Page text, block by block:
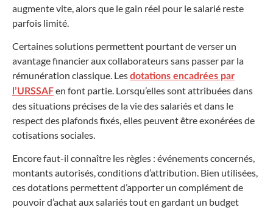
augmente vite, alors que le gain réel pour le salarié reste
parfois limité.
Certaines solutions permettent pourtant de verser un
avantage financier aux collaborateurs sans passer par la
rémunération classique. Lesdotations encadrées par
l’URSSAFen font partie. Lorsqu’elles sont attribuées dans
des situations précises de la vie des salariés et dans le
respect des plafonds fixés, elles peuvent être exonérées de
cotisations sociales.
Encore faut-il connaître les règles : événements concernés,
montants autorisés, conditions d’attribution. Bien utilisées,
ces dotations permettent d’apporter un complément de
pouvoir d’achat aux salariés tout en gardant un budget